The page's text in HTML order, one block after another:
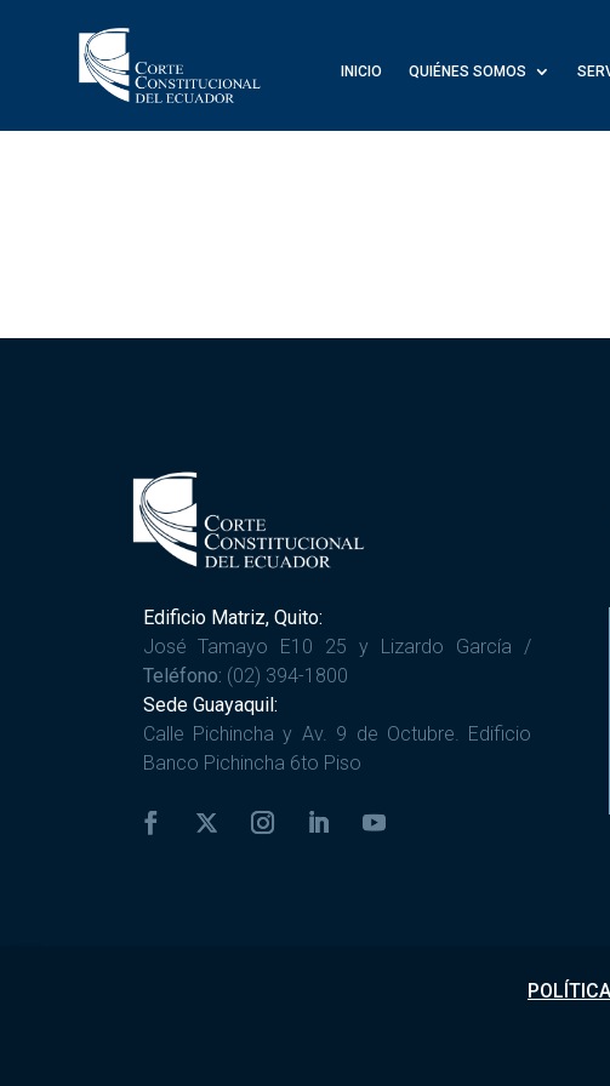
INICIO QUIÉNES SOMOS
Edificio Matriz, Quito:
José Tamayo E10 25 y Lizardo García /
Teléfono: (02) 394-1800
Sede Guayaquil:
Calle Pichincha y Av. 9 de Octubre. Edificio
Banco Pichincha 6to Piso